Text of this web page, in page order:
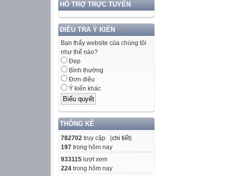
HỖ TRỢ TRỰC TUYẾN
ĐIỀU TRA Ý KIẾN
Bạn thấy website của chúng tôi
như thế nào?
Đẹp
Bình thường
Đơn điệu
Ý kiến khác
THỐNG KÊ
782702 truy cập (chi tiết)
197 trong hôm nay
933115 lượt xem
224 trong hôm nay